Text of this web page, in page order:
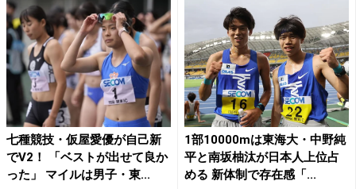
七種競技・仮屋愛優が自己新
でV2！ 「ベストが出せて良か
った」 マイルは男子・東...
1部10000mは東海大・中野純
平と南坂柚汰が日本人上位占
める 新体制で存在感「...